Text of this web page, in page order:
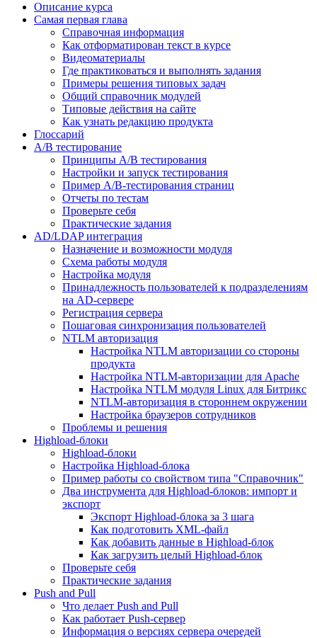
Описание курса
Самая первая глава
Справочная информация
Как отформатирован текст в курсе
Видеоматериалы
Где практиковаться и выполнять задания
Примеры решения типовых задач
Общий справочник модулей
Типовые действия на сайте
Как узнать редакцию продукта
Глоссарий
A/B тестирование
Принципы A/B тестирования
Настройки и запуск тестирования
Пример A/B-тестирования страниц
Отчеты по тестам
Проверьте себя
Практические задания
AD/LDAP интеграция
Назначение и возможности модуля
Схема работы модуля
Настройка модуля
Принадлежность пользователей к подразделениям
на AD-сервере
Регистрация сервера
Пошаговая синхронизация пользователей
NTLM авторизация
Настройка NTLM авторизации со стороны
продукта
Настройка NTLM-авторизации для Apache
Настройка NTLM модуля Linux для Битрикс
NTLM-авторизация в стороннем окружении
Настройка браузеров сотрудников
Проблемы и решения
Highload-блоки
Highload-блоки
Настройка Highload-блока
Пример работы со свойством типа "Справочник"
Два инструмента для Highload-блоков: импорт и
экспорт
Экспорт Highload-блока за 3 шага
Как подготовить XML-файл
Как добавить данные в Highload-блок
Как загрузить целый Highload-блок
Проверьте себя
Практические задания
Push and Pull
Что делает Push and Pull
Как работает Push-сервер
Информация о версиях сервера очередей